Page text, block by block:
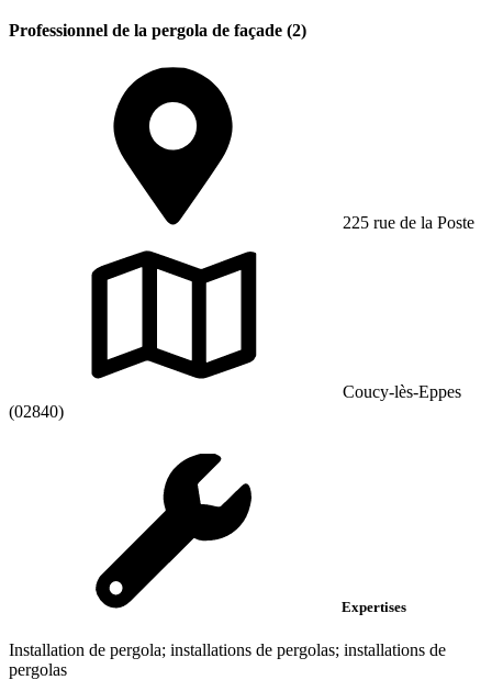
Professionnel de la pergola de façade (2)
225 rue de la Poste
Coucy-lès-Eppes
(02840)
Expertises
Installation de pergola; installations de pergolas; installations de
pergolas